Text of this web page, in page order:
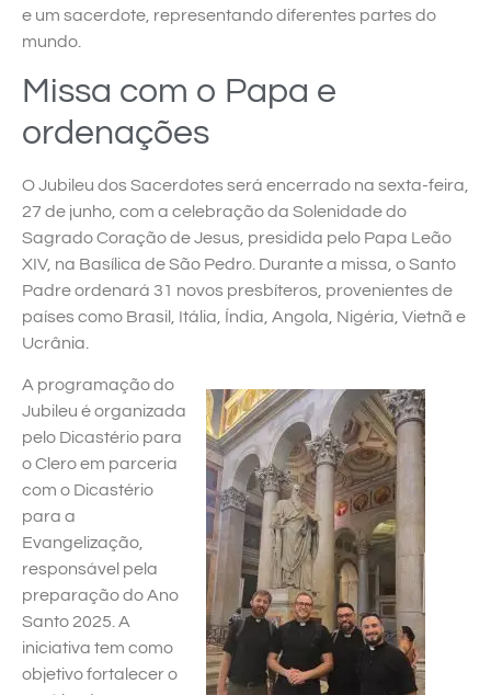
e um sacerdote, representando diferentes partes do
mundo.
Missa com o Papa e
ordenações
O Jubileu dos Sacerdotes será encerrado na sexta-feira,
27 de junho, com a celebração da Solenidade do
Sagrado Coração de Jesus, presidida pelo Papa Leão
XIV, na Basílica de São Pedro. Durante a missa, o Santo
Padre ordenará 31 novos presbíteros, provenientes de
países como Brasil, Itália, Índia, Angola, Nigéria, Vietnã e
Ucrânia.
A programação do
Jubileu é organizada
pelo Dicastério para
o Clero em parceria
com o Dicastério
para a
Evangelização,
responsável pela
preparação do Ano
Santo 2025. A
iniciativa tem como
objetivo fortalecer o